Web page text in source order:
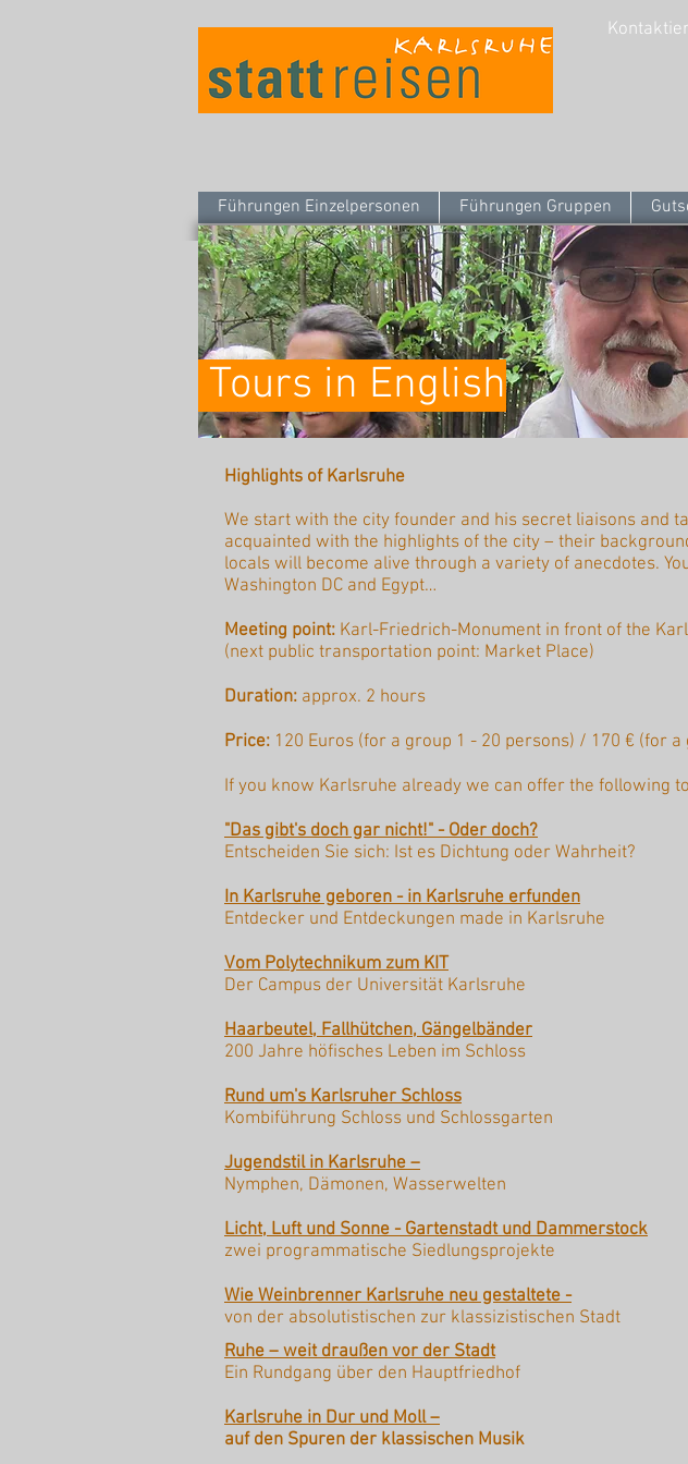
Führungen Einzelpersonen Führungen Gruppen
Tours in English
Highlights of Karlsruhe
We start with the city founder and his secret liaisons and
acquainted with the highlights of the city – their
locals will become alive through a variety of anecdotes.
Washington DC and Egypt…
Meeting point: Karl-Friedrich-Monument in front of the
(next public transportation point: Market Place)
Duration: approx. 2 hours
Price: 120 Euros (for a group 1 - 20 persons) / 170 € (for
If you know Karlsruhe already we can offer the following
"Das gibt's doch gar nicht!" - Oder doch?
Entscheiden Sie sich: Ist es Dichtung oder Wahrheit?
In Karlsruhe geboren - in Karlsruhe erfunden
Entdecker und Entdeckungen made in Karlsruhe
Vom Polytechnikum zum KIT
Der Campus der Universität Karlsruhe
Haarbeutel, Fallhütchen, Gängelbänder
200 Jahre höfisches Leben im Schloss
Rund um's Karlsruher Schloss
Kombiführung Schloss und Schlossgarten
Jugendstil in Karlsruhe –
Nymphen, Dämonen, Wasserwelten
Licht, Luft und Sonne - Gartenstadt und Dammerstock
zwei programmatische Siedlungsprojekte
Wie Weinbrenner Karlsruhe neu gestaltete -
von der absolutistischen zur klassizistischen Stadt
Ruhe – weit draußen vor der Stadt
Ein Rundgang über den Hauptfriedhof
Karlsruhe in Dur und Moll –
auf den Spuren der klassischen Musik